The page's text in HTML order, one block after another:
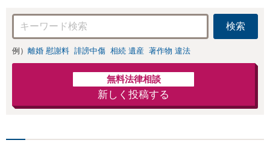
検索
例） 離婚 慰謝料 誹謗中傷 相続 遺産 著作物 違法
無料法律相談
新しく投稿する